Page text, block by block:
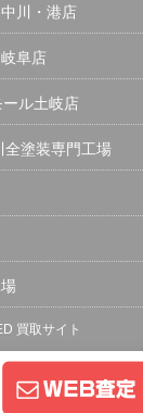
川・港店
阜店
ル土岐店
全塗装専門工場
買取サイト